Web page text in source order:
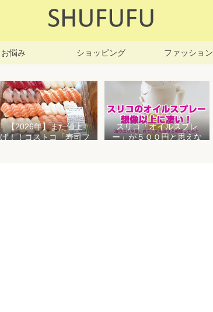
お悩み ショッピング ファッション
【2026年】また値上
げ！！コストコ「寿司フ
スリコ「オイルスプレ
ー」が５００円と思えな